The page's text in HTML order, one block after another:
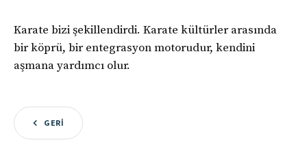
Karate bizi şekillendirdi. Karate kültürler arasında
bir köprü, bir entegrasyon motorudur, kendini
aşmana yardımcı olur.
GERI